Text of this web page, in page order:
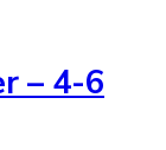
– 4-6